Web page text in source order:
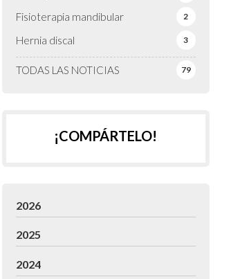
TODAS LAS NOTICIAS 79
Fisioterapia mandibular 2
Hernia discal 3
¡COMPÁRTELO!
2026
2025
2024